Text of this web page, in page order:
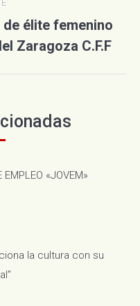
élite femenino
Zaragoza C.F.F
EMPLEO «JOVEM»
la cultura con su